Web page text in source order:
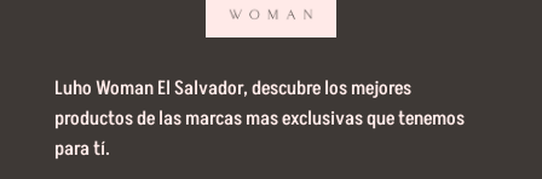
Luho Woman El Salvador, descubre los mejores
productos de las marcas mas exclusivas que tenemos
para tí.